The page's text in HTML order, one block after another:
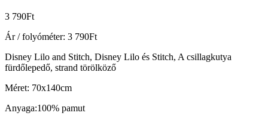
3 790Ft
Ár / folyóméter: 3 790Ft
Disney Lilo and Stitch, Disney Lilo és Stitch, A csillagkutya
fürdőlepedő, strand törölköző
Méret: 70x140cm
Anyaga:100% pamut